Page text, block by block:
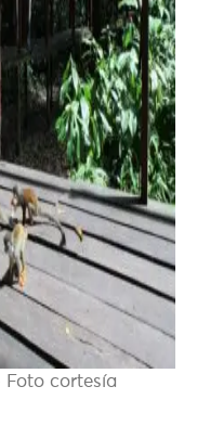
Foto cortesía